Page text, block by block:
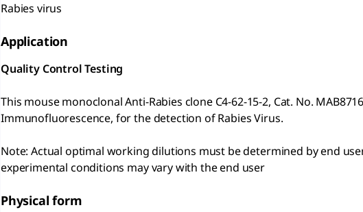
Rabies virus
Application
Quality Control Testing
This mouse monoclonal Anti-Rabies clone C4-62-15-2, Cat. No.
Immunofluorescence, for the detection of Rabies Virus.
Note: Actual optimal working dilutions must be determined by end
experimental conditions may vary with the end user
Physical form